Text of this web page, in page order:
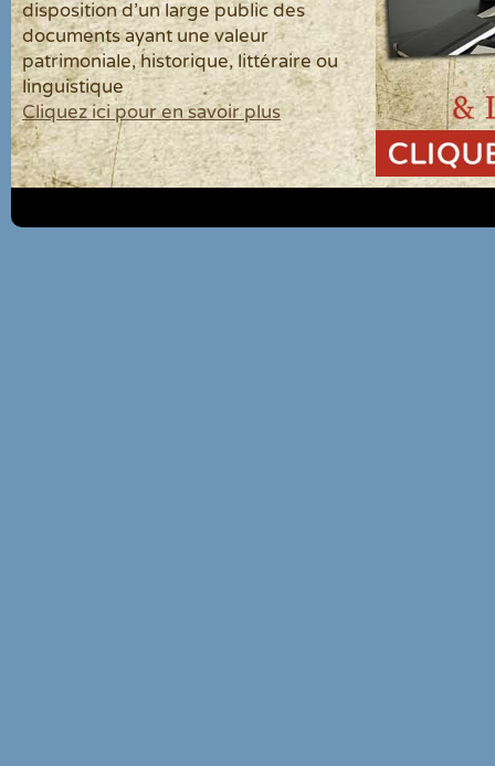
disposition d'un large public des
documents ayant une valeur
patrimoniale, historique, littéraire ou
linguistique
Cliquez ici pour en savoir plus